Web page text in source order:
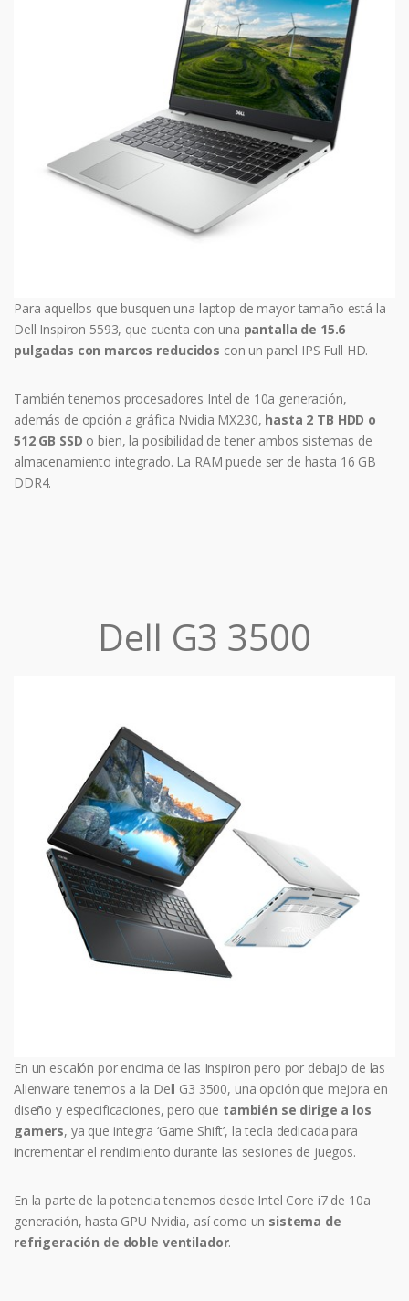
Para aquellos que busquen una laptop de mayor tamaño está la
Dell Inspiron 5593, que cuenta con una pantalla de 15.6
pulgadas con marcos reducidos con un panel IPS Full HD.
También tenemos procesadores Intel de 10a generación,
además de opción a gráfica Nvidia MX230, hasta 2 TB HDD o
512 GB SSD o bien, la posibilidad de tener ambos sistemas de
almacenamiento integrado. La RAM puede ser de hasta 16 GB
DDR4.
Dell G3 3500
En un escalón por encima de las Inspiron pero por debajo de las
Alienware tenemos a la Dell G3 3500, una opción que mejora en
diseño y especificaciones, pero que también se dirige a los
gamers, ya que integra ‘Game Shift’, la tecla dedicada para
incrementar el rendimiento durante las sesiones de juegos.
En la parte de la potencia tenemos desde Intel Core i7 de 10a
generación, hasta GPU Nvidia, así como un sistema de
refrigeración de doble ventilador.